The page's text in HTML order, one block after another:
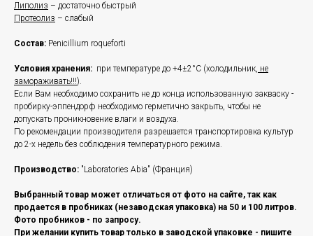
Липолиз – достаточно быстрый
Протеолиз – слабый
Состав: Penicillium roqueforti
Условия хранения: при температуре до +4±2°С (холодильник, не
замораживать!!!).
Если Вам необходимо сохранить не до конца использованную закваску -
пробирку-эппендорф необходимо герметично закрыть, чтобы не
допускать проникновение влаги и воздуха.
По рекомендации производителя разрешается транспортировка культур
до 2-х недель без соблюдения температурного режима.
Производство: "Laboratories Abia" (Франция)
Выбранный товар может отличаться от фото на сайте, так как
продается в пробниках (незаводская упаковка) на 50 и 100 литров.
Фото пробников - по запросу.
При желании купить товар только в заводской упаковке - пишите